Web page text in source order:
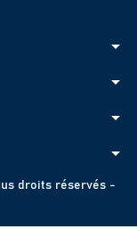
arrow_drop_down
arrow_drop_down
arrow_drop_down
arrow_drop_down
droits réservés -